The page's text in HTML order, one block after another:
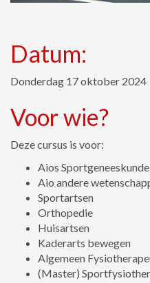
Datum:
Donderdag 17 oktober 2024
Voor wie?
Deze cursus is voor:
Aios Sportgeneeskunde
Aio andere
Sportartsen
Orthopedie
Huisartsen
Kaderarts bewegen
Algemeen
(Master)